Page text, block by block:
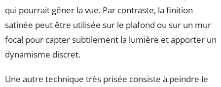
qui pourrait gêner la vue. Par contraste, la finition
satinée peut être utilisée sur le plafond ou sur un mur
focal pour capter subtilement la lumière et apporter un
dynamisme discret.
Une autre technique très prisée consiste à peindre le